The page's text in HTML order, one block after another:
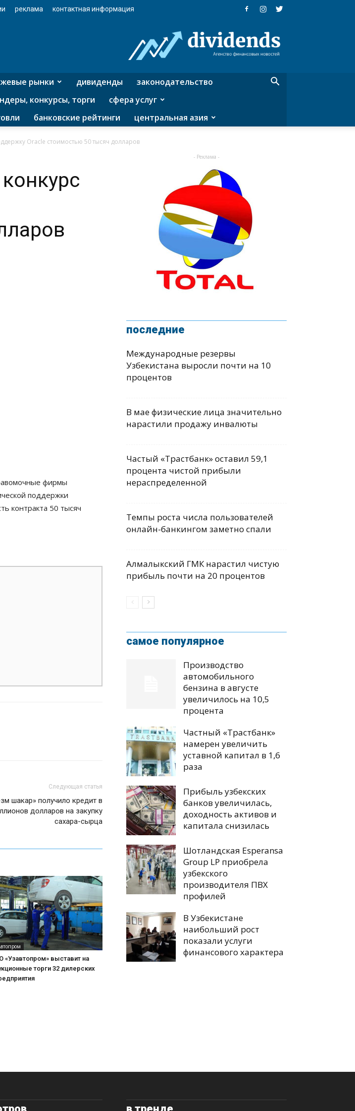
реклама контактная информация
агентство
финансовых
рынки дивиденды
законодательство
конкурсы, торги
сфера услуг
банковские рейтинги центральная азия
Oracle стоимостью 50 тысяч долларов
фирмы
поддержки
контракта 50 тысяч
Следующая статья
шакар» получило кредит в
долларов на закупку
сахара-сырца
«Узавтопром» выставит на
торги 32 дилерских
- Реклама -
последние
Международные резервы
Узбекистана выросли почти на 10
процентов
В мае физические лица значительно
нарастили продажу инвалюты
Частый «Трастбанк» оставил 59,1
процента чистой прибыли
нераспределенной
Темпы роста числа пользователей
онлайн-банкингом заметно спали
Алмалыкский ГМК нарастил чистую
прибыль почти на 20 процентов
самое популярное
Производство
автомобильного
бензина в августе
увеличилось на 10,5
процента
Частный «Трастбанк»
намерен увеличить
уставной капитал в 1,6
раза
Прибыль узбекских
банков увеличилась,
доходность активов и
капитала снизилась
Шотландская Esperansa
Group LP приобрела
узбекского
производителя ПВХ
профилей
В Узбекистане
наибольший рост
показали услуги
финансового характера